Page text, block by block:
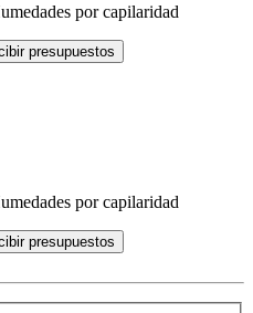
por capilaridad
presupuestos
por capilaridad
presupuestos